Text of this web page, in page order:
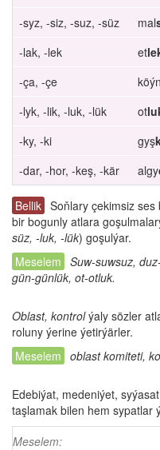
-syz, -siz, -suz, -süz
mal
-lak, -lek
et
-ça, -çe
-lyk, -lik, -luk, -lük
ot
-ky, -ki
gyş
-dar, -hor, -keş, -kär
algy
Soňlary çekimsiz
bir bogunly atlara
süz, -luk, -lük) goşulýar.
Suw-suwsuz,
gün-günlük, ot-otluk.
Oblast, kontrolýaly sözler
roluny ýerine ýetirýärler.
oblast komiteti,
Edebiýat, medeniýet,
taşlamak bilen hem sypatlar
Meselem: